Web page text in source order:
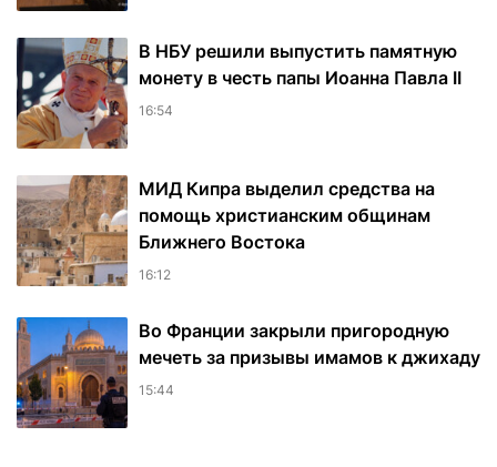
В НБУ решили выпустить памятную
монету в честь папы Иоанна Павла II
16:54
МИД Кипра выделил средства на
помощь христианским общинам
Ближнего Востока
16:12
Во Франции закрыли пригородную
мечеть за призывы имамов к джихаду
15:44